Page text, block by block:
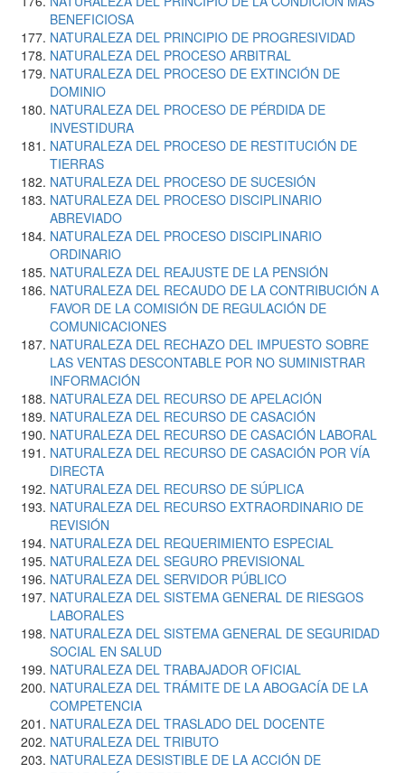
BENEFICIOSA
NATURALEZA DEL PRINCIPIO DE PROGRESIVIDAD
NATURALEZA DEL PROCESO ARBITRAL
NATURALEZA DEL PROCESO DE EXTINCIÓN DE
DOMINIO
NATURALEZA DEL PROCESO DE PÉRDIDA DE
INVESTIDURA
NATURALEZA DEL PROCESO DE RESTITUCIÓN DE
TIERRAS
NATURALEZA DEL PROCESO DE SUCESIÓN
NATURALEZA DEL PROCESO DISCIPLINARIO
ABREVIADO
NATURALEZA DEL PROCESO DISCIPLINARIO
ORDINARIO
NATURALEZA DEL REAJUSTE DE LA PENSIÓN
NATURALEZA DEL RECAUDO DE LA CONTRIBUCIÓN A
FAVOR DE LA COMISIÓN DE REGULACIÓN DE
COMUNICACIONES
NATURALEZA DEL RECHAZO DEL IMPUESTO SOBRE
LAS VENTAS DESCONTABLE POR NO SUMINISTRAR
INFORMACIÓN
NATURALEZA DEL RECURSO DE APELACIÓN
NATURALEZA DEL RECURSO DE CASACIÓN
NATURALEZA DEL RECURSO DE CASACIÓN LABORAL
NATURALEZA DEL RECURSO DE CASACIÓN POR VÍA
DIRECTA
NATURALEZA DEL RECURSO DE SÚPLICA
NATURALEZA DEL RECURSO EXTRAORDINARIO DE
REVISIÓN
NATURALEZA DEL REQUERIMIENTO ESPECIAL
NATURALEZA DEL SEGURO PREVISIONAL
NATURALEZA DEL SERVIDOR PÚBLICO
NATURALEZA DEL SISTEMA GENERAL DE RIESGOS
LABORALES
NATURALEZA DEL SISTEMA GENERAL DE SEGURIDAD
SOCIAL EN SALUD
NATURALEZA DEL TRABAJADOR OFICIAL
NATURALEZA DEL TRÁMITE DE LA ABOGACÍA DE LA
COMPETENCIA
NATURALEZA DEL TRASLADO DEL DOCENTE
NATURALEZA DEL TRIBUTO
NATURALEZA DESISTIBLE DE LA ACCIÓN DE